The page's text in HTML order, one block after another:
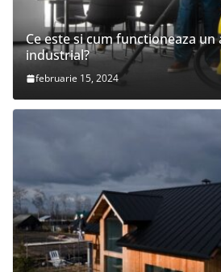
Ce este si cum functioneaza
industrial?
februarie 15, 2024